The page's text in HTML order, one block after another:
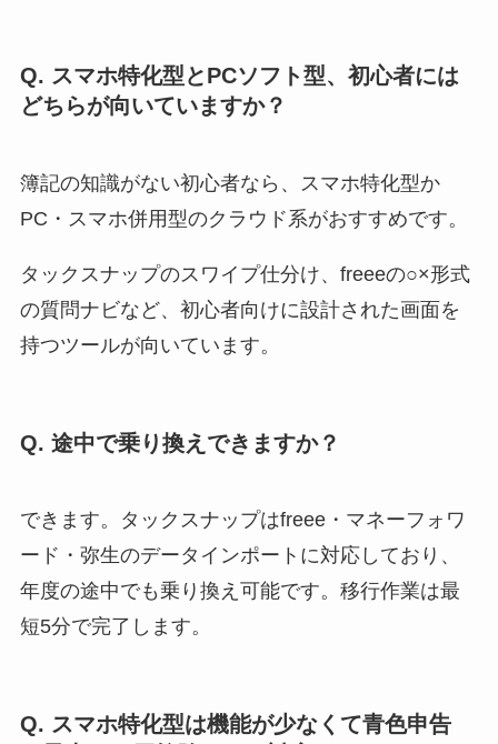
Q. スマホ特化型とPCソフト型、初心者には
どちらが向いていますか？
簿記の知識がない初心者なら、スマホ特化型か
PC・スマホ併用型のクラウド系がおすすめです。
タックスナップのスワイプ仕分け、freeeの○×形式
の質問ナビなど、初心者向けに設計された画面を
持つツールが向いています。
Q. 途中で乗り換えできますか？
できます。タックスナップはfreee・マネーフォワ
ード・弥生のデータインポートに対応しており、
年度の途中でも乗り換え可能です。移行作業は最
短5分で完了します。
Q. スマホ特化型は機能が少なくて青色申告